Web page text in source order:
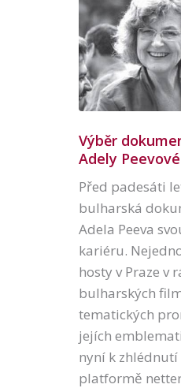
Výběr
Adely
Před padesáti
bulharská
Adela Peeva
kariéru.
hosty v Praze v
bulharských
tematických
jejích
nyní k zhlédnutí
platformě